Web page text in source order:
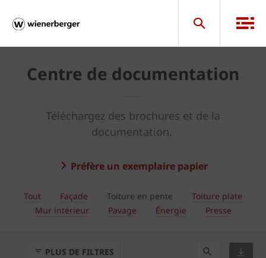
Centre de documentation
Téléchargez des brochures et de la
documentation.
Préfère un exemplaire papier
Tout Façade Toiture en pente
Toiture plate
Mur intérieur
Pavage Énergie Presse
PLUS DE FILTRES